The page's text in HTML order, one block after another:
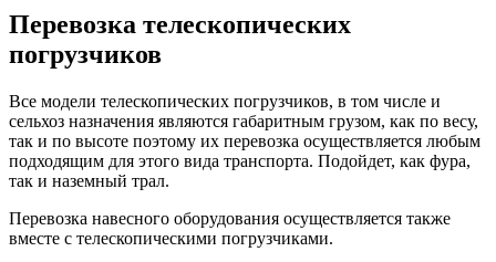
Перевозка телескопических
погрузчиков
Все модели телескопических погрузчиков, в том числе и
сельхоз назначения являются габаритным грузом, как по весу,
так и по высоте поэтому их перевозка осуществляется любым
подходящим для этого вида транспорта. Подойдет, как фура,
так и наземный трал.
Перевозка навесного оборудования осуществляется также
вместе с телескопическими погрузчиками.